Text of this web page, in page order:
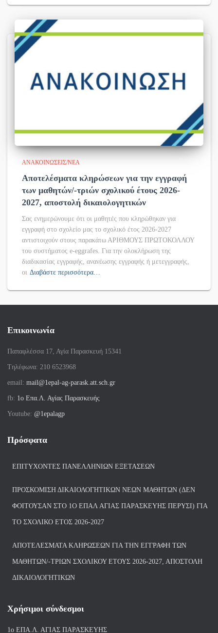
ΑΝΑΚΟΙΝΏΣΕΙΣ/ΝΈΑ
Αποτελέσματα κληρώσεων για την εγγραφή
των μαθητών/-τριών σχολικού έτους 2026-
2027, αποστολή δικαιολογητικών
Σας ενημερώνουμε ότι οι μαθητές που κληρώθηκαν για
εγγραφή στο σχολείο μας το σχολικό έτος 2026-2027
αντιστοιχούν στους παρακάτω ΑΡΙΘΜΟΥΣ ΠΡΩΤΟΚΟΛΛΟΥ
του συστήματος e-eggrafes. Για την ολοκλήρωση της
διαδικασίας εγγραφής, ανανέωσης εγγραφής ή μετεγγραφής,
οι Διαβάστε περισσότερα…
Επικοινωνία
Παπαφλέσσα 17, Αγία Παρασκευή 15341
Tηλέφωνα: 210 6523968
email: mail@1epal-ag-parask.att.sch.gr
fb: 1ο Επα.Λ. Αγίας Παρασκευής
Youtube: @1epalagp
Πρόσφατα
ΕΠΙΤΥΧΌΝΤΕΣ ΠΑΝΕΛΛΗΝΊΩΝ ΕΞΕΤΆΣΕΩΝ
ΠΡΟΣΚΌΜΙΣΗ ΔΙΚΑΙΟΛΟΓΗΤΙΚΏΝ ΝΈΩΝ ΜΑΘΗΤΏΝ (ΔΕΝ
ΦΟΙΤΟΎΣΑΝ ΣΤΟ 1Ο ΕΠΑΛ ΑΓΙΑΣ ΠΑΡΑΣΚΕΥΗΣ ΠΈΡΥΣΙ) ΓΙΑ
ΤΟ ΣΧΟΛΙΚΌ ΈΤΟΣ 2026-2027
ΑΠΟΤΕΛΈΣΜΑΤΑ ΚΛΗΡΏΣΕΩΝ ΓΙΑ ΤΗΝ ΕΓΓΡΑΦΉ ΤΩΝ
ΜΑΘΗΤΏΝ/-ΤΡΙΏΝ ΣΧΟΛΙΚΟΎ ΈΤΟΥΣ 2026-2027, ΑΠΟΣΤΟΛΉ
ΔΙΚΑΙΟΛΟΓΗΤΙΚΏΝ
Χρήσιμοι σύνδεσμοι
1ο ΕΠΑ.Λ. ΑΓΙΑΣ ΠΑΡΑΣΚΕΥΗΣ